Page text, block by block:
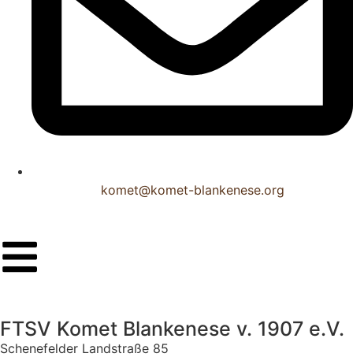
komet@komet-blankenese.org
FTSV Komet Blankenese v. 1907 e.V.
Schenefelder Landstraße 85